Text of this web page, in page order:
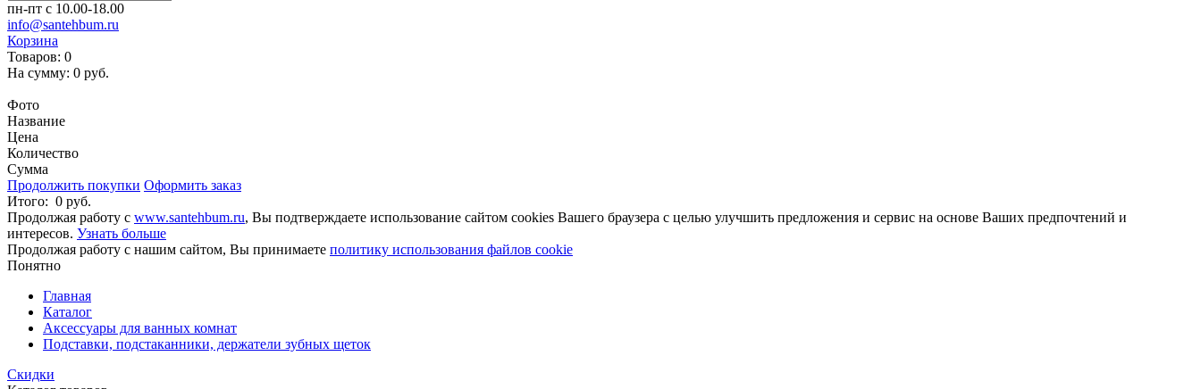
пн-пт с 10.00-18.00
info@santehbum.ru
Корзина
Товаров: 0
На сумму: 0 руб.
Фото
Название
Цена
Количество
Сумма
Продолжить покупки Оформить заказ
Итого: 0 руб.
Продолжая работу с www.santehbum.ru, Вы подтверждаете использование сайтом cookies Вашего браузера с целью улучшить предложения и сервис на основе Ваших предпочтений и
интересов. Узнать больше
Продолжая работу с нашим сайтом, Вы принимаете политику использования файлов cookie
Понятно
Главная
Каталог
Аксессуары для ванных комнат
Подставки, подстаканники, держатели зубных щеток
Скидки